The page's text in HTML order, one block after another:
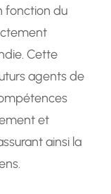
fonction du
Cette
agents de
et
ainsi la